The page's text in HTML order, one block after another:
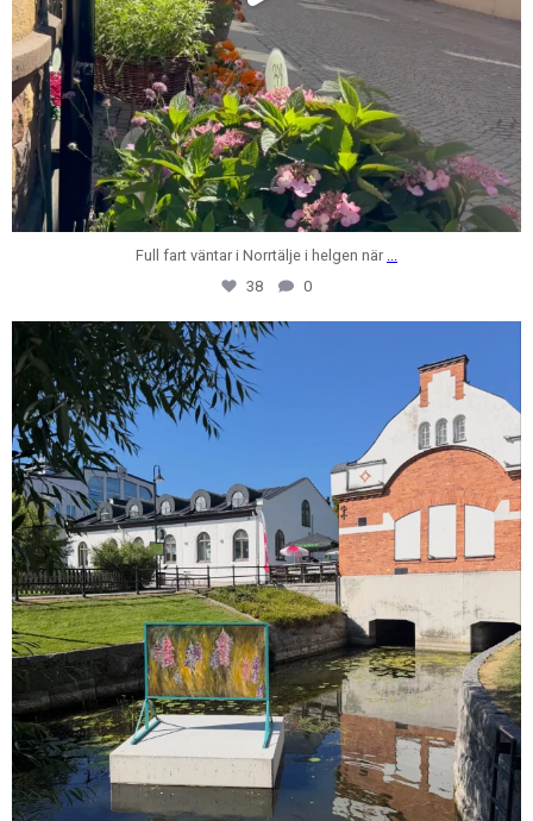
Full fart väntar i Norrtälje i helgen när ...
38
0
centrumfastigheter
Jul 28